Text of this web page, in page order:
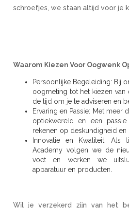
schroefjes, we staan altijd voor je
Waarom Kiezen Voor Oogwenk
Persoonlijke Begeleiding: Bij
oogmeting tot het kiezen van
de tijd om je te adviseren en
Ervaring en Passie: Met meer
optiekwereld en een
rekenen op deskundigheid en
Innovatie en Kwaliteit:
Academy volgen we de
voet en werken we
apparatuur en producten.
Wil je verzekerd zijn van het